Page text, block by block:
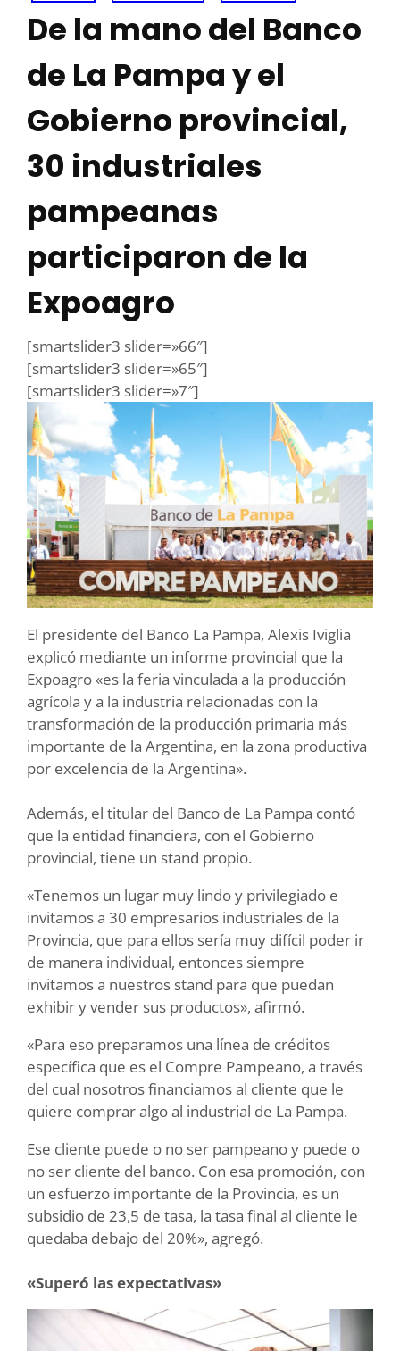
De la mano del Banco
de La Pampa y el
Gobierno provincial,
30 industriales
pampeanas
participaron de la
Expoagro
[smartslider3 slider=»66″]
[smartslider3 slider=»65″]
[smartslider3 slider=»7″]
El presidente del Banco La Pampa, Alexis Iviglia
explicó mediante un informe provincial que la
Expoagro «es la feria vinculada a la producción
agrícola y a la industria relacionadas con la
transformación de la producción primaria más
importante de la Argentina, en la zona productiva
por excelencia de la Argentina».
Además, el titular del Banco de La Pampa contó
que la entidad financiera, con el Gobierno
provincial, tiene un stand propio.
«Tenemos un lugar muy lindo y privilegiado e
invitamos a 30 empresarios industriales de la
Provincia, que para ellos sería muy difícil poder ir
de manera individual, entonces siempre
invitamos a nuestros stand para que puedan
exhibir y vender sus productos», afirmó.
«Para eso preparamos una línea de créditos
específica que es el Compre Pampeano, a través
del cual nosotros financiamos al cliente que le
quiere comprar algo al industrial de La Pampa.
Ese cliente puede o no ser pampeano y puede o
no ser cliente del banco. Con esa promoción, con
un esfuerzo importante de la Provincia, es un
subsidio de 23,5 de tasa, la tasa final al cliente le
quedaba debajo del 20%», agregó.
«Superó las expectativas»